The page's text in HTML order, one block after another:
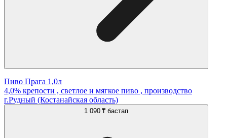
Пиво Прага 1,0л
4,0% крепости , светлое и мягкое пиво , производство
г.Рудный (Костанайская область)
1 090 ₸ бастап